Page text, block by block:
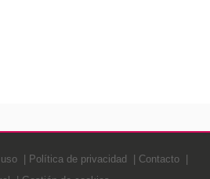
Política de privacidad
Contacto